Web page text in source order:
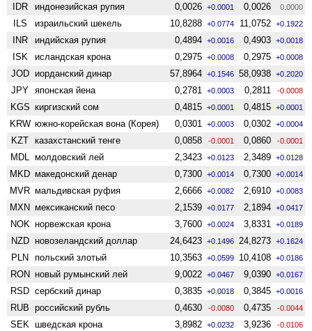
IDR индонезийская рупия 0,0026 +0.0001 0,0026 0.0000
ILS израильский шекель 10,8288 +0.0774 11,0752 +0.1922
INR индийская рупия 0,4894 +0.0016 0,4903 +0.0018
ISK исландская крона 0,2975 +0.0008 0,2975 +0.0008
JOD иорданский динар 57,8964 +0.1546 58,0938 +0.2020
JPY японская йена 0,2781 +0.0003 0,2811 -0.0008
KGS киргизский сом 0,4815 +0.0001 0,4815 +0.0001
KRW южно-корейская вона (Корея) 0,0301 +0.0003 0,0302 +0.0004
KZT казахстанский тенге 0,0858 -0.0001 0,0860 -0.0001
MDL молдовский лей 2,3423 +0.0123 2,3489 +0.0128
MKD македонский денар 0,7300 +0.0014 0,7300 +0.0014
MVR мальдивская руфия 2,6666 +0.0082 2,6910 +0.0083
MXN мексиканский песо 2,1539 +0.0177 2,1894 +0.0417
NOK норвежская крона 3,7600 +0.0024 3,8331 +0.0189
NZD ново­зеландский доллар 24,6423 +0.1496 24,8273 +0.1624
PLN польский злотый 10,3563 +0.0599 10,4108 +0.0186
RON новый румынский лей 9,0022 +0.0467 9,0390 +0.0167
RSD сербский динар 0,3835 +0.0018 0,3845 +0.0016
RUB российский рубль 0,4630 -0.0080 0,4735 -0.0044
SEK шведская крона 3,8982 +0.0232 3,9236 -0.0106